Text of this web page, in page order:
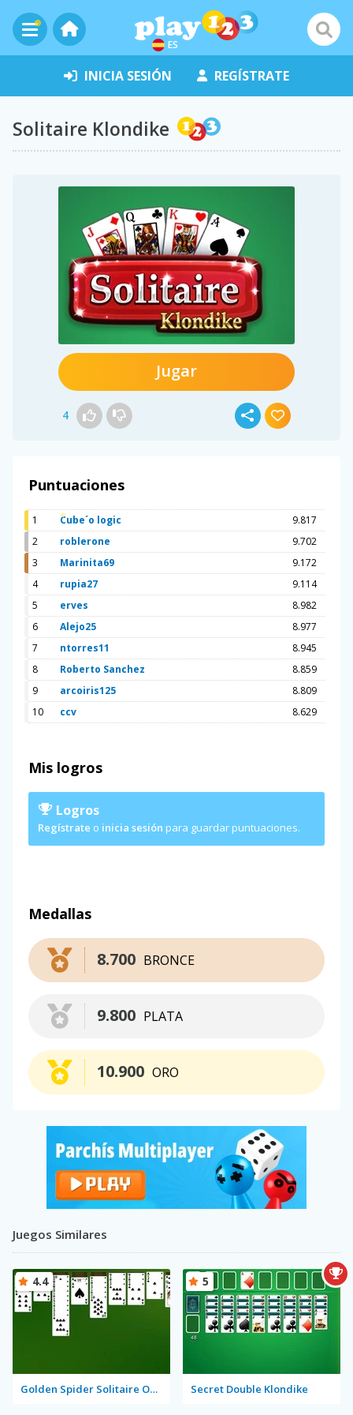
ES
INICIA SESIÓN REGÍSTRATE
Solitaire Klondike
Jugar
4
Puntuaciones
1 Cube´o logic
9.817
2
roblerone
9.702
3
Marinita69
9.172
4
rupia27
9.114
5
erves
8.982
6
Alejo25
8.977
7
ntorres11
8.945
8
Roberto Sanchez
8.859
9
arcoiris125
8.809
10
ccv 8.629
Mis logros
Logros
Regístrate o inicia sesión para guardar puntuaciones.
Medallas
BRONCE
8.700
PLATA
9.800
ORO
10.900
Juegos Similares
Golden Spider Solitaire On-line
4.4
Secret Double Klondike
5